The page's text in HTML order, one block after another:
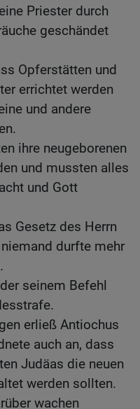
Priester durch
geschändet
Opferstätten und
errichtet werden
und andere
ihre neugeborenen
und mussten alles
und Gott
Gesetz des Herrn
durfte mehr
seinem Befehl
erließ Antiochus
auch an, dass
Judäas die neuen
werden sollten.
wachen